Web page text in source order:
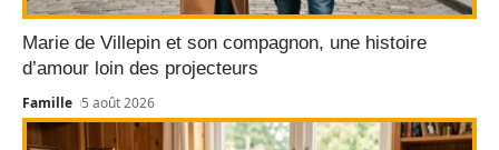
Marie de Villepin et son compagnon, une histoire
d’amour loin des projecteurs
Famille 5 août 2026